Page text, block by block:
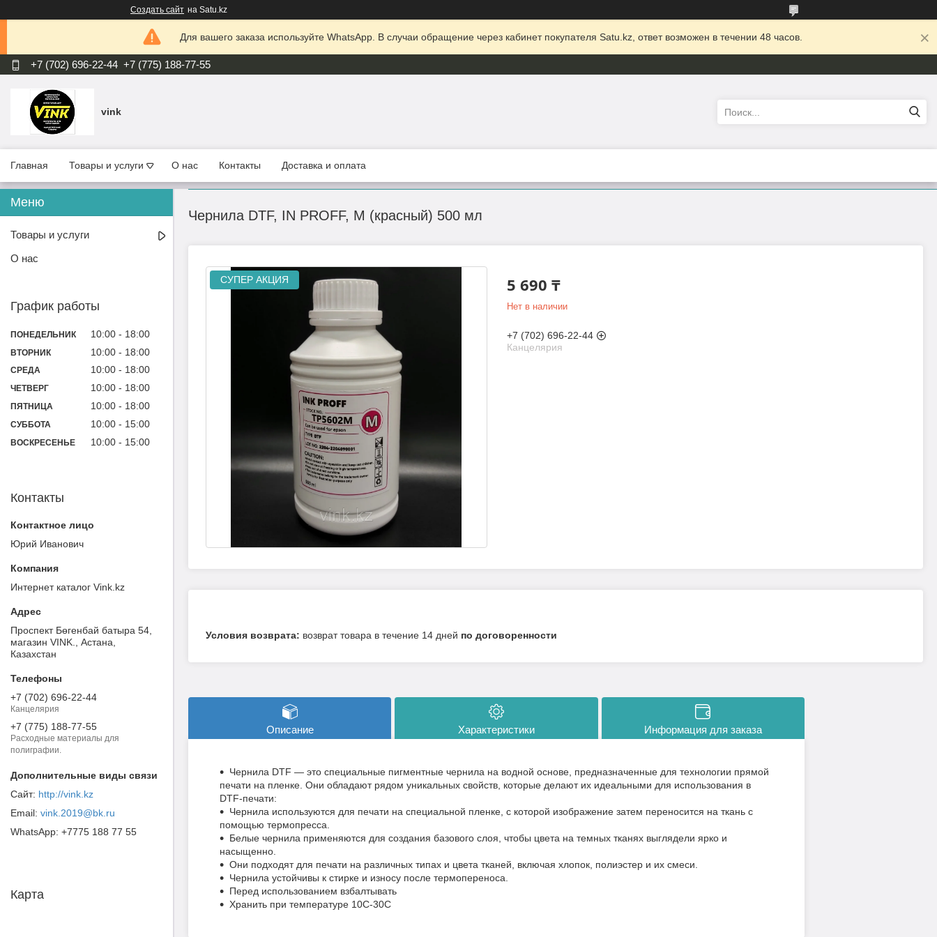
Создать сайт на Satu.kz
Для вашего заказа используйте WhatsApp. В случаи обращение через кабинет покупателя Satu.kz, ответ возможен в течении 48 часов.
+7 (702) 696-22-44 +7 (775) 188-77-55
vink
Главная Товары и услуги О нас Контакты Доставка и оплата
Чернила DTF, IN PROFF, М (красный) 500 мл
СУПЕР АКЦИЯ 5 690 ₸
Нет в наличии
+7 (702) 696-22-44
Канцелярия
возврат товара в течение 14 дней по договоренности
Описание Характеристики Информация для заказа
Чернила DTF — это специальные пигментные чернила на водной основе, предназначенные для технологии прямой
печати на пленке. Они обладают рядом уникальных свойств, которые делают их идеальными для использования в
DTF-печати:
Чернила используются для печати на специальной пленке, с которой изображение затем переносится на ткань с
помощью термопресса.
Белые чернила применяются для создания базового слоя, чтобы цвета на темных тканях выглядели ярко и
насыщенно.
Они подходят для печати на различных типах и цвета тканей, включая хлопок, полиэстер и их смеси.
Чернила устойчивы к стирке и износу после термопереноса.
Перед использованием взбалтывать
Хранить при температуре 10С-30С
Товары и услуги
О нас
График работы
ПОНЕДЕЛЬНИК 10:00 18:00
ВТОРНИК 10:00 18:00
СРЕДА 10:00 18:00
ЧЕТВЕРГ 10:00 18:00
ПЯТНИЦА 10:00 18:00
СУББОТА 10:00 15:00
ВОСКРЕСЕНЬЕ 10:00 15:00
Контакты
Юрий Иванович
Интернет каталог Vink.kz
Проспект Бөгенбай батыра 54,
магазин VINK., Астана,
Казахстан
+7 (702) 696-22-44
Канцелярия
+7 (775) 188-77-55
Расходные материалы для
полиграфии.
http://vink.kz
vink.2019@bk.ru
+7775 188 77 55
Карта